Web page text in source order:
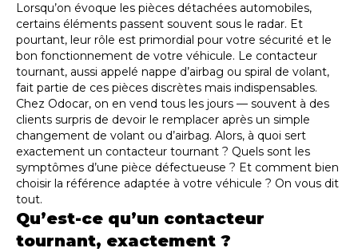
Lorsqu’on évoque les pièces détachées automobiles,
certains éléments passent souvent sous le radar. Et
pourtant, leur rôle est primordial pour votre sécurité et le
bon fonctionnement de votre véhicule. Le contacteur
tournant, aussi appelé nappe d’airbag ou spiral de volant,
fait partie de ces pièces discrètes mais indispensables.
Chez Odocar, on en vend tous les jours — souvent à des
clients surpris de devoir le remplacer après un simple
changement de volant ou d’airbag. Alors, à quoi sert
exactement un contacteur tournant ? Quels sont les
symptômes d’une pièce défectueuse ? Et comment bien
choisir la référence adaptée à votre véhicule ? On vous dit
tout.
Qu’est-ce qu’un contacteur
tournant, exactement ?